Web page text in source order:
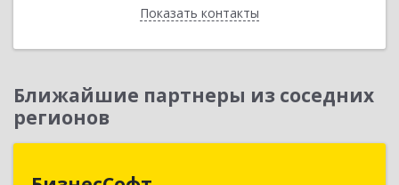
Показать контакты
Назад
Ближайшие партнеры из соседних
регионов